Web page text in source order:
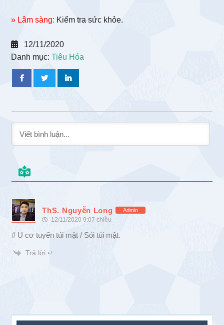
» Lâm sàng: Kiểm tra sức khỏe.
12/11/2020
Danh mục:Tiêu Hóa
ThS. Nguyễn Long Admin
12/11/2020 9:07 chiều
# U cơ tuyến túi mật / Sỏi túi mật.
Trả lời ↵